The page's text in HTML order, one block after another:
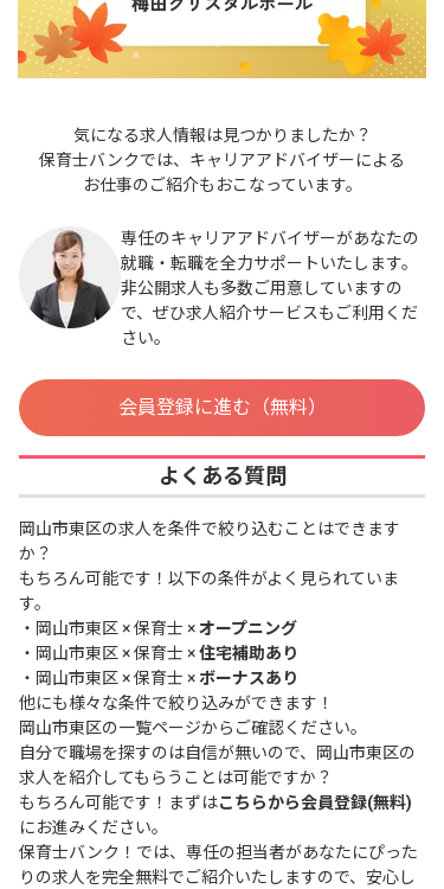
気になる求人情報は見つかりましたか？
保育士バンクでは、キャリアアドバイザーによる
お仕事のご紹介もおこなっています。
専任のキャリアアドバイザーがあなたの
就職・転職を全力サポートいたします。
非公開求人も多数ご用意していますの
で、ぜひ求人紹介サービスもご利用くだ
さい。
会員登録に進む（無料）
よくある質問
岡山市東区の求人を条件で絞り込むことはできます
か？
もちろん可能です！以下の条件がよく見られていま
す。
・ 岡山市東区 × 保育士 ×オープニング
・ 岡山市東区 × 保育士 ×住宅補助あり
・ 岡山市東区 × 保育士 ×ボーナスあり
他にも様々な条件で絞り込みができます！
岡山市東区の一覧ページからご確認ください。
自分で職場を探すのは自信が無いので、岡山市東区の
求人を紹介してもらうことは可能ですか？
もちろん可能です！まずはこちらから会員登録(無料)
にお進みください。
保育士バンク！では、専任の担当者があなたにぴった
りの求人を完全無料でご紹介いたしますので、安心し